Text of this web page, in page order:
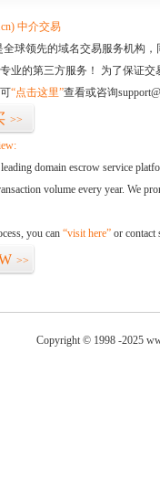
中介交易
全球领先的域名交易服务机构
业的第三方服务！ 为了保证
“点击这里”查看或咨询
>>
domain escrow service
volume every year. We
you can “visit here” or contact
>>
Copyright © 1998 -2025